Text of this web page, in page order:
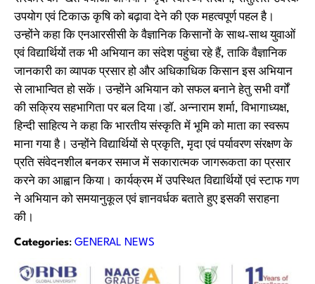
उपयोग एवं टिकाऊ कृषि को बढ़ावा देने की एक महत्वपूर्ण पहल है।
उन्होंने कहा कि एनआरसीसी के वैज्ञानिक किसानों के साथ-साथ युवाओं
एवं विद्यार्थियों तक भी अभियान का संदेश पहुंचा रहे हैं, ताकि वैज्ञानिक
जानकारी का व्यापक प्रसार हो और अधिकाधिक किसान इस अभियान
से लाभान्वित हो सकें। उन्होंने अभियान को सफल बनाने हेतु सभी वर्गों
की सक्रिय सहभागिता पर बल दिया।डॉ. अन्नाराम शर्मा, विभागाध्यक्ष,
हिन्दी साहित्य ने कहा कि भारतीय संस्कृति में भूमि को माता का स्वरूप
माना गया है। उन्होंने विद्यार्थियों से प्रकृति, मृदा एवं पर्यावरण संरक्षण के
प्रति संवेदनशील बनकर समाज में सकारात्मक जागरूकता का प्रसार
करने का आह्वान किया। कार्यक्रम में उपस्थित विद्यार्थियों एवं स्‍टाफ गण
ने अभियान को समयानुकूल एवं ज्ञानवर्धक बताते हुए इसकी सराहना
की।
Categories: GENERAL NEWS